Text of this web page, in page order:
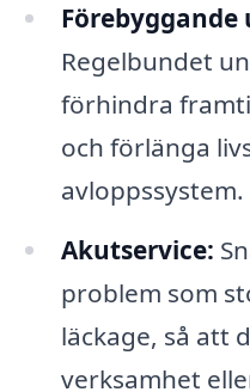
Förebyggande
Regelbundet
förhindra
och förlänga
avloppssystem.
Akutservice:
problem som
läckage, så att
verksamhet